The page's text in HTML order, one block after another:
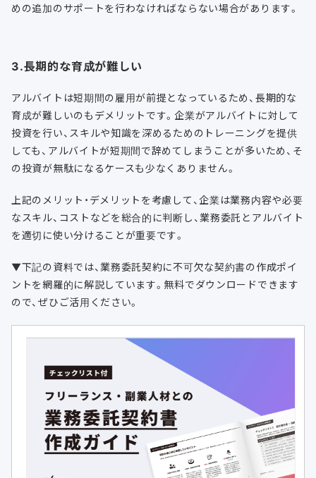
めの追加のサポートを行わなければならない場合があります。
3.長期的な育成が難しい
アルバイトは短期間の雇用が前提となっているため、長期的な
育成が難しいのもデメリットです。企業がアルバイトに対して
投資を行い、スキルや知識を深めるためのトレーニングを提供
しても、アルバイトが短期間で辞めてしまうことが多いため、そ
の投資が無駄になるケースも少なくありません。
上記のメリット・デメリットを考慮して、企業は業務内容や必要
なスキル、コストなどを総合的に判断し、業務委託とアルバイト
を適切に使い分けることが重要です。
▼下記の資料では、業務委託契約に不可欠な契約書の作成ポイ
ントを網羅的に解説しています。無料でダウンロードできます
ので、ぜひご活用ください。